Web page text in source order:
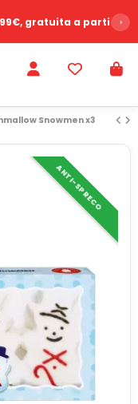
gratuita a partire›
Snowmen x3
ANTI-SPRECO